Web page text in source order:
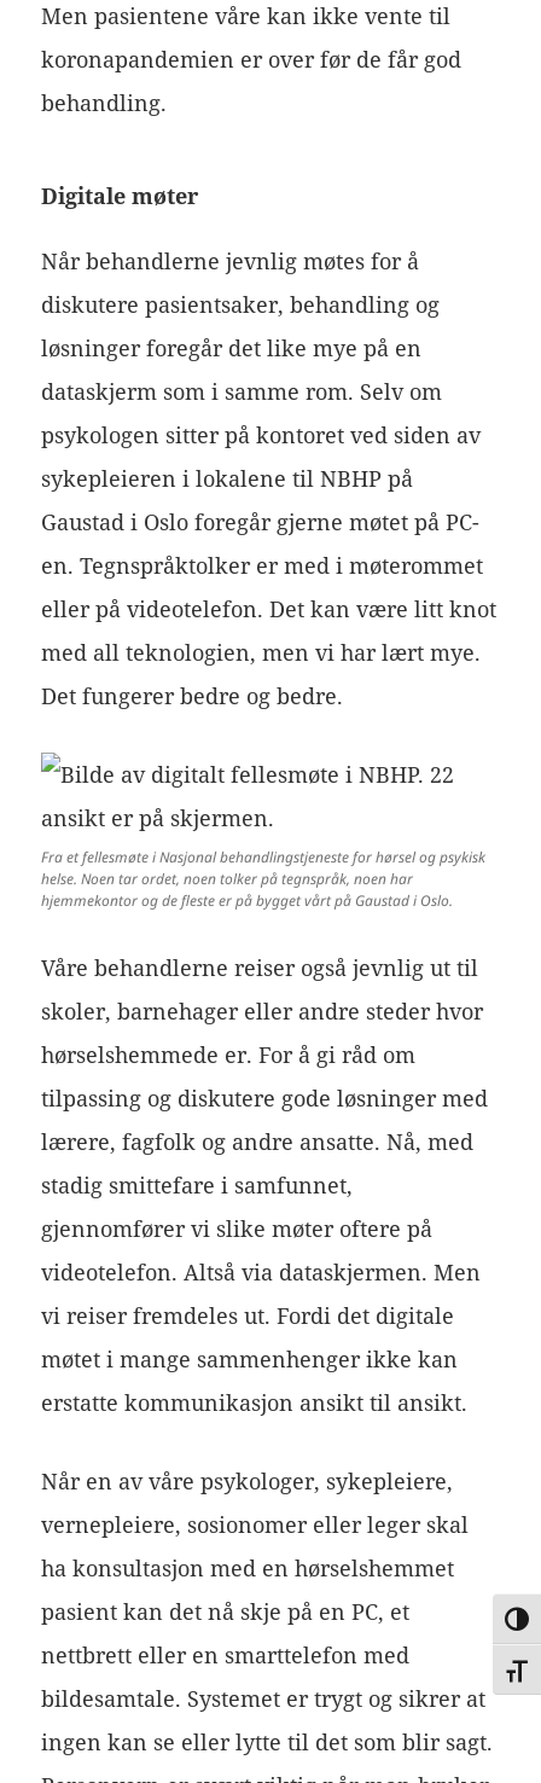
Men pasientene våre kan ikke vente til
koronapandemien er over før de får god
behandling.
Digitale møter
Når behandlerne jevnlig møtes for å
diskutere pasientsaker, behandling og
løsninger foregår det like mye på en
dataskjerm som i samme rom. Selv om
psykologen sitter på kontoret ved siden av
sykepleieren i lokalene til NBHP på
Gaustad i Oslo foregår gjerne møtet på PC-
en. Tegnspråktolker er med i møterommet
eller på videotelefon. Det kan være litt knot
med all teknologien, men vi har lært mye.
Det fungerer bedre og bedre.
Fra et fellesmøte i Nasjonal behandlingstjeneste for hørsel og psykisk
helse. Noen tar ordet, noen tolker på tegnspråk, noen har
hjemmekontor og de fleste er på bygget vårt på Gaustad i Oslo.
Våre behandlerne reiser også jevnlig ut til
skoler, barnehager eller andre steder hvor
hørselshemmede er. For å gi råd om
tilpassing og diskutere gode løsninger med
lærere, fagfolk og andre ansatte. Nå, med
stadig smittefare i samfunnet,
gjennomfører vi slike møter oftere på
videotelefon. Altså via dataskjermen. Men
vi reiser fremdeles ut. Fordi det digitale
møtet i mange sammenhenger ikke kan
erstatte kommunikasjon ansikt til ansikt.
Når en av våre psykologer, sykepleiere,
vernepleiere, sosionomer eller leger skal
ha konsultasjon med en hørselshemmet
pasient kan det nå skje på en PC, et
nettbrett eller en smarttelefon med
bildesamtale. Systemet er trygt og sikrer at
ingen kan se eller lytte til det som blir sagt.